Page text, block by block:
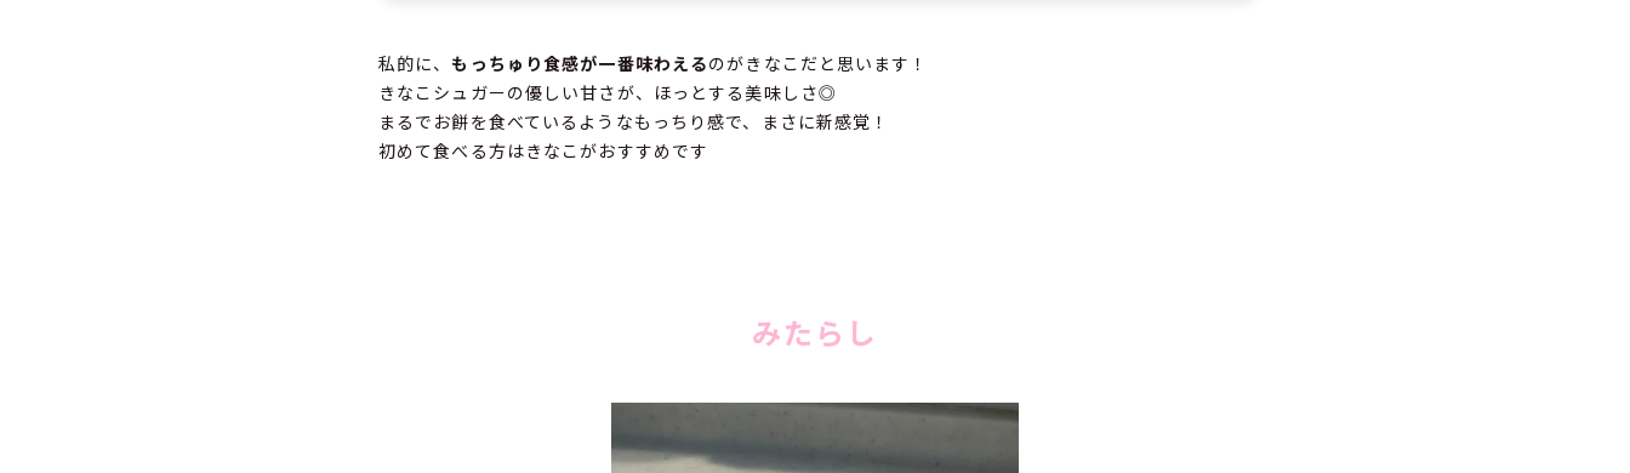
私的に、 もっちゅり食感が一番味わえるのがきなこだと思います！
きなこシュガーの優しい甘さが、ほっとする美味しさ◎
まるでお餅を食べているようなもっちり感で、まさに新感覚！
初めて食べる方はきなこがおすすめです
みたらし